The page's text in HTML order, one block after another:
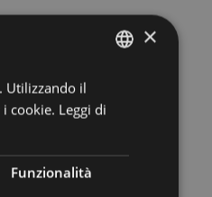
GERMAN
×
Utilizzando il
cookie. Leggi di
Funzionalità